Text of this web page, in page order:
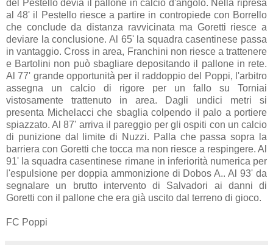
del Pestello devia il pallone in calcio d'angolo. Nella ripresa
al 48' il Pestello riesce a partire in contropiede con Borrello
che conclude da distanza ravvicinata ma Goretti riesce a
deviare la conclusione. Al 65' la squadra casentinese passa
in vantaggio. Cross in area, Franchini non riesce a trattenere
e Bartolini non può sbagliare depositando il pallone in rete.
Al 77' grande opportunità per il raddoppio del Poppi, l'arbitro
assegna un calcio di rigore per un fallo su Torniai
vistosamente trattenuto in area. Dagli undici metri si
presenta Michelacci che sbaglia colpendo il palo a portiere
spiazzato. Al 87' arriva il pareggio per gli ospiti con un calcio
di punizione dal limite di Nuzzi. Palla che passa sopra la
barriera con Goretti che tocca ma non riesce a respingere. Al
91' la squadra casentinese rimane in inferiorità numerica per
l'espulsione per doppia ammonizione di Dobos A.. Al 93' da
segnalare un brutto intervento di Salvadori ai danni di
Goretti con il pallone che era già uscito dal terreno di gioco.
FC Poppi